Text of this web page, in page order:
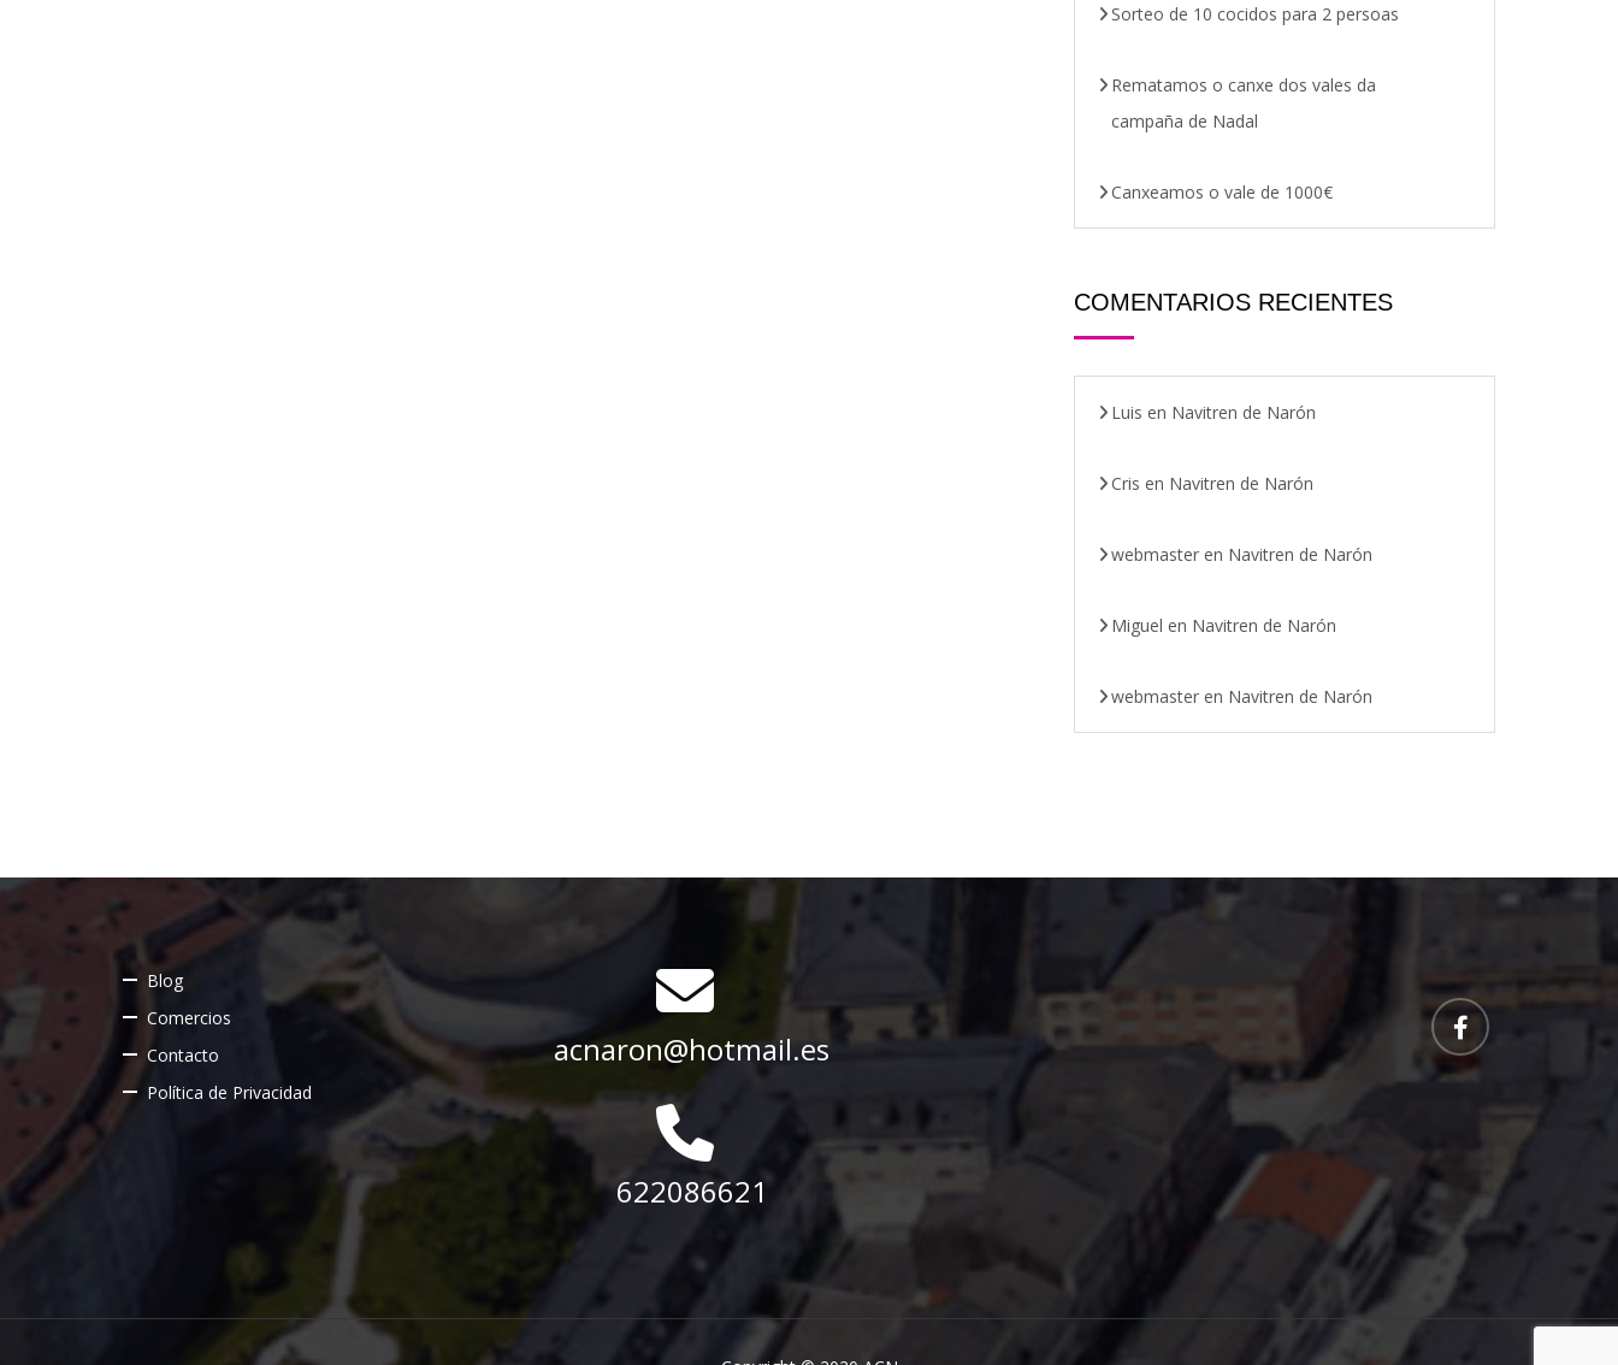
Sorteo de 10 cocidos para 2 persoas
Rematamos o canxe dos vales da
campaña de Nadal
Canxeamos o vale de 1000€
COMENTARIOS RECIENTES
Luis en Navitren de Narón
Cris en Navitren de Narón
webmaster en Navitren de Narón
Miguel en Navitren de Narón
webmaster en Navitren de Narón
Blog
Comercios
Contacto
Política de Privacidad
acnaron@hotmail.es
622086621